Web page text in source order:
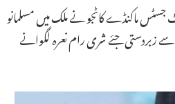
ماکنڈے کاٹجو نے ملک میں مسلمانو
زبردستی جئے شری رام نعرہ لگوانے